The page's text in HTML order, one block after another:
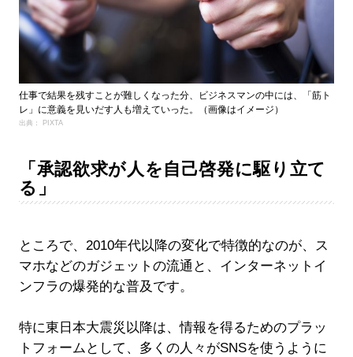
仕事で結果を残すことが難しくなった分、ビジネスマンの中には、「筋ト
レ」に意義を見いだす人も増えていった。（画像はイメージ）
出典： PIXTA
「承認欲求が人を自己啓発に駆り立て
る」
ところで、2010年代以降の変化で特徴的なのが、ス
マホなどのガジェットの流通と、インターネットイ
ンフラの爆発的な普及です。
特に東日本大震災以降は、情報を得るためのプラッ
トフォームとして、多くの人々がSNSを使うように